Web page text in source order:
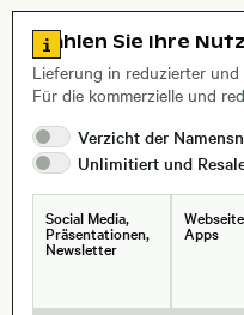
Zu den
Wählen Sie Ihre
Lieferung in reduzierter
Für die kommerzielle und
Verzicht der
Unlimitiert und
Social Media,
Präsentationen,
Newsletter
Apps